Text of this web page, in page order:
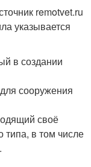
remotvet.ru
указывается
в создании
сооружения
своё
типа, в том числе